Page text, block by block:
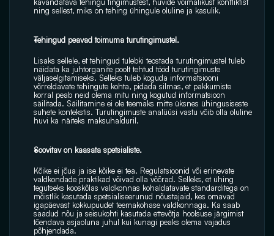
ning sellest, miks on tehing ühingule oluline ja kasulik.
Tehingud peavad toimuma turutingimustel.
Lisaks sellele, et tehingud tulebki teostada turutingimustel tuleb
näidata ka juhtorganite poolt tehtud tööd turutingimuste
väljaselgitamiseks. Selleks tuleb koguda informatsiooni
võrreldavate tehingute kohta, pidada silmas, et pakkumiste
korral peab neid olema mitu ning kogutud informatsioon
säilitada. Säilitamine ei ole teemaks mitte üksnes ühingusiseste
suhete kontekstis. Turutingimuste analüüsi vastu võib olla oluline
huvi ka näiteks maksuhalduril.
Soovitav on kaasata spetsialiste.
Kõike ei jõua ja ise kõike ei tea. Regulatsioonid või erinevate
valdkondade praktikad võivad olla võõrad. Selleks, et ühing
tegutseks kooskõlas valdkonnas kohaldatavate standarditega on
mõistlik kasutada spetsialiseerunud nõustajaid, kes omavad
igapäevast kokkupuudet teemakohase valdkonnaga. Ka saab
saadud nõu ja seisukohti kasutada ettevõtja hoolsuse järgimist
tõendava asjaoluna juhul kui kunagi peaks olema vajadus
põhjendada.